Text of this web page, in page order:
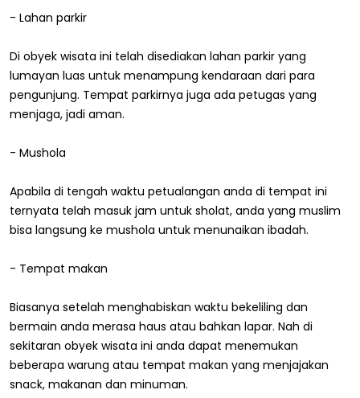
- Lahan parkir
Di obyek wisata ini telah disediakan lahan parkir yang
lumayan luas untuk menampung kendaraan dari para
pengunjung. Tempat parkirnya juga ada petugas yang
menjaga, jadi aman.
- Mushola
Apabila di tengah waktu petualangan anda di tempat ini
ternyata telah masuk jam untuk sholat, anda yang muslim
bisa langsung ke mushola untuk menunaikan ibadah.
- Tempat makan
Biasanya setelah menghabiskan waktu bekeliling dan
bermain anda merasa haus atau bahkan lapar. Nah di
sekitaran obyek wisata ini anda dapat menemukan
beberapa warung atau tempat makan yang menjajakan
snack, makanan dan minuman.